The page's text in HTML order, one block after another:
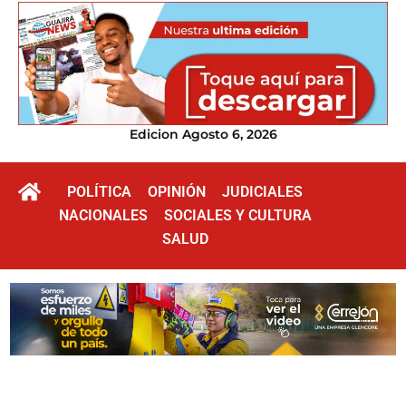
Edicion Agosto 6, 2026
POLÍTICA OPINIÓN
JUDICIALES
NACIONALES
SOCIALES Y CULTURA
SALUD